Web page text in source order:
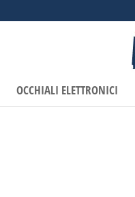
OCCHIALI ELETTRONICI